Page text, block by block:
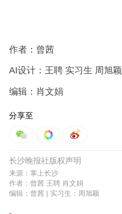
作者：曾茜
AI设计：王聘 实习生 周旭颖
编辑：肖文娟
分享至
长沙晚报社版权声明
来源：掌上长沙
作者：曾茜 王聘 肖文娟
编辑：曾茜 | 实习生：周旭颖